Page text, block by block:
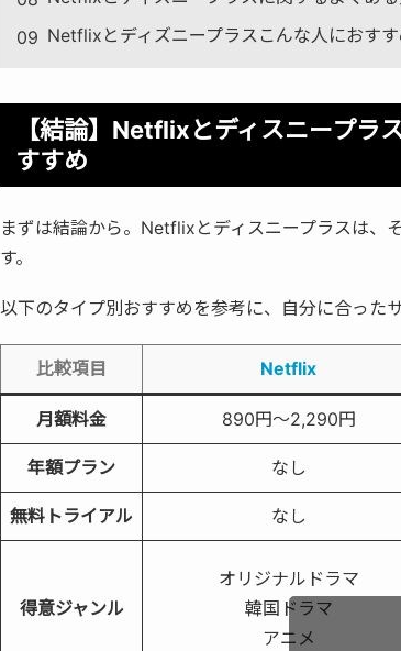
Netflixとディズニープラスこんな人におす
【結論】Netflixとディスニープラ
すすめ
まずは結論から。Netflixとディスニープラスは、
す。
以下のタイプ別おすすめを参考に、自分に合った
比較項目 Netflix
月額料金 890円〜2,290円
年額プラン なし
無料トライアル なし
得意ジャンル
オリジナルドラマ
韓国ドラマ
アニメ